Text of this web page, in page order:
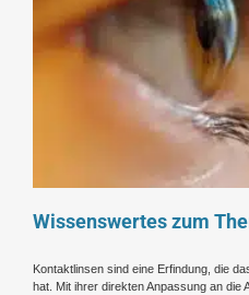
Wissenswertes zum
Kontaktlinsen sind eine Erfindung, die
hat. Mit ihrer direkten Anpassung an die